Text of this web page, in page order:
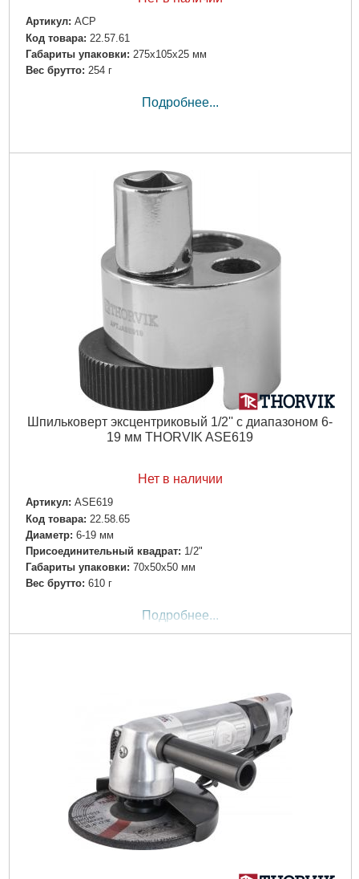
Артикул: ACP
Код товара: 22.57.61
Габариты упаковки: 275x105x25 мм
Вес брутто: 254 г
Подробнее...
Шпильковерт эксцентриковый 1/2'' с диапазоном 6-
19 мм THORVIK ASE619
Нет в наличии
Артикул: ASE619
Код товара: 22.58.65
Диаметр: 6-19 мм
Присоединительный квадрат: 1/2"
Габариты упаковки: 70x50x50 мм
Вес брутто: 610 г
Подробнее...